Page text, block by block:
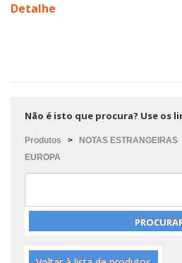
Detalhe
Não é isto que procura? Use os
Produtos > NOTAS ESTRANGEIRAS
EUROPA